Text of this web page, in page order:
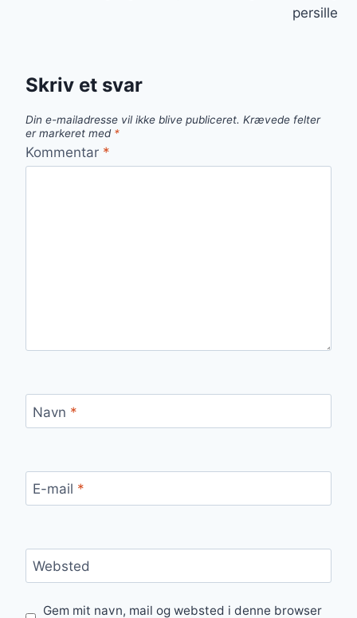
persille
Skriv et svar
Din e-mailadresse vil ikke blive publiceret. Krævede felter
er markeret med *
Kommentar *
Navn *
E-mail *
Websted
Gem mit navn, mail og websted i denne browser